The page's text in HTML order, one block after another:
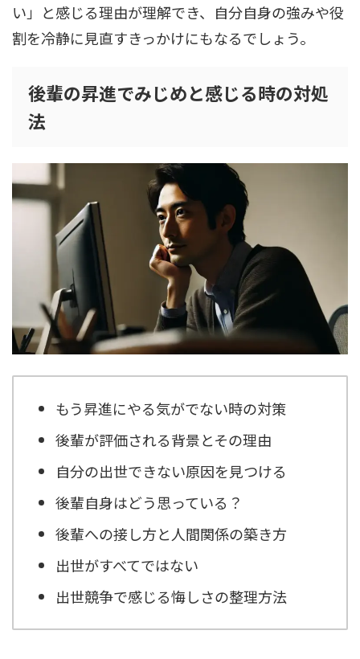
い」と感じる理由が理解でき、自分自身の強みや役
割を冷静に見直すきっかけにもなるでしょう。
後輩の昇進でみじめと感じる時の対処
法
もう昇進にやる気がでない時の対策
後輩が評価される背景とその理由
自分の出世できない原因を見つける
後輩自身はどう思っている？
後輩への接し方と人間関係の築き方
出世がすべてではない
出世競争で感じる悔しさの整理方法